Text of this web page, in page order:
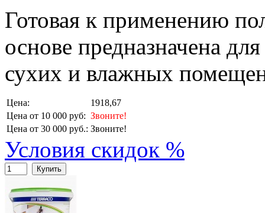
Готовая к применению
основе предназначена
сухих и влажных
Цена:
1918,67
Цена от 10 000 руб: Звоните!
Цена от 30 000 руб.: Звоните!
Условия скидок %
Купить